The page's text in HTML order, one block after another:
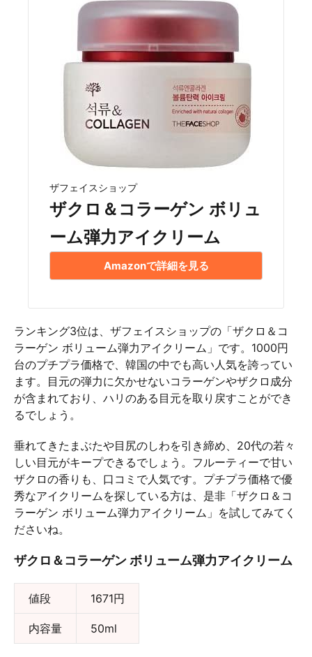
ザフェイスショップ
ザクロ＆コラーゲン ボリュ
ーム弾力アイクリーム
Amazonで詳細を見る
ランキング3位は、ザフェイスショップの「ザクロ＆コ
ラーゲン ボリューム弾力アイクリーム」です。1000円
台のプチプラ価格で、韓国の中でも高い人気を誇ってい
ます。目元の弾力に欠かせないコラーゲンやザクロ成分
が含まれており、ハリのある目元を取り戻すことができ
るでしょう。
垂れてきたまぶたや目尻のしわを引き締め、20代の若々
しい目元がキープできるでしょう。フルーティーで甘い
ザクロの香りも、口コミで人気です。プチプラ価格で優
秀なアイクリームを探している方は、是非「ザクロ＆コ
ラーゲン ボリューム弾力アイクリーム」を試してみてく
ださいね。
ザクロ＆コラーゲン ボリューム弾力アイクリーム
値段 1671円
内容量 50ml